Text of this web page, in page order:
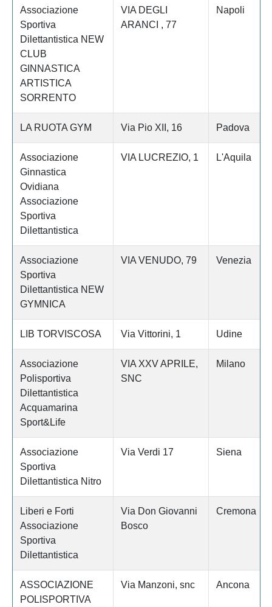
Associazione
Sportiva
Dilettantistica NEW
CLUB
GINNASTICA
ARTISTICA
SORRENTO
VIA DEGLI
ARANCI , 77
Napoli
LA RUOTA GYM Via Pio XII, 16 Padova
Associazione
Ginnastica
Ovidiana
Associazione
Sportiva
Dilettantistica
VIA LUCREZIO, 1 L'Aquila
Associazione
Sportiva
Dilettantistica NEW
GYMNICA
VIA VENUDO, 79 Venezia
LIB TORVISCOSA Via Vittorini, 1 Udine
Associazione
Polisportiva
Dilettantistica
Acquamarina
Sport&Life
VIA XXV APRILE,
SNC
Milano
Associazione
Sportiva
Dilettantistica Nitro
Via Verdi 17 Siena
Liberi e Forti
Associazione
Sportiva
Dilettantistica
Via Don Giovanni
Bosco
Cremona
ASSOCIAZIONE
POLISPORTIVA
Via Manzoni, snc Ancona